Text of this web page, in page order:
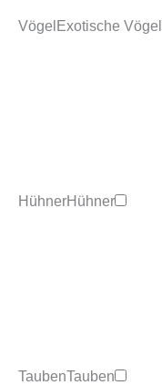
Vögel Exotische Vögel
HühnerHühner
TaubenTauben